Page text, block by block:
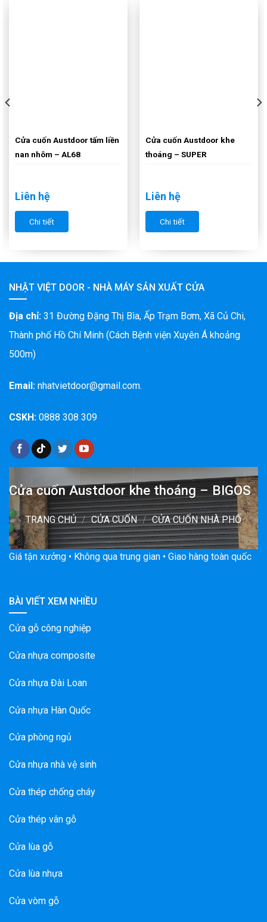
Cửa cuốn Austdoor tấm liền
nan nhôm – AL68
Liên hệ
Chi tiết
Cửa cuốn Austdoor khe
thoáng – SUPER
Liên hệ
Chi tiết
NHẬT VIỆT DOOR - NHÀ MÁY SẢN XUẤT CỬA
Địa chỉ: 31 Đường Đặng Thị Bìa, Ấp Trạm Bơm, Xã Củ Chi,
Thành phố Hồ Chí Minh (Cách Bệnh viện Xuyên Á khoảng
500m)
Email: nhatvietdoor@gmail.com.
CSKH: 0888 308 309
Cửa cuốn Austdoor khe thoáng – BIGOS
TRANG CHỦ / CỬA CUỐN / CỬA CUỐN NHÀ PHỐ
Giá tận xưởng • Không qua trung gian • Giao hàng toàn quốc
BÀI VIẾT XEM NHIỀU
Cửa gỗ công nghiệp
Cửa nhựa composite
Cửa nhựa Đài Loan
Cửa nhựa Hàn Quốc
Cửa phòng ngủ
Cửa nhựa nhà vệ sinh
Cửa thép chống cháy
Cửa thép vân gỗ
Cửa lùa gỗ
Cửa lùa nhựa
Cửa vòm gỗ